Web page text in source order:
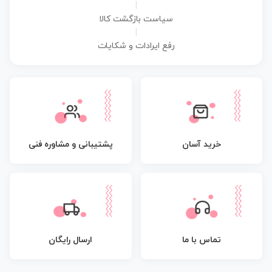
سیاست بازگشت کالا
رفع ایرادات و شکایات
خرید آسان پشتیبانی و مشاوره فنی
تماس با ما ارسال رایگان